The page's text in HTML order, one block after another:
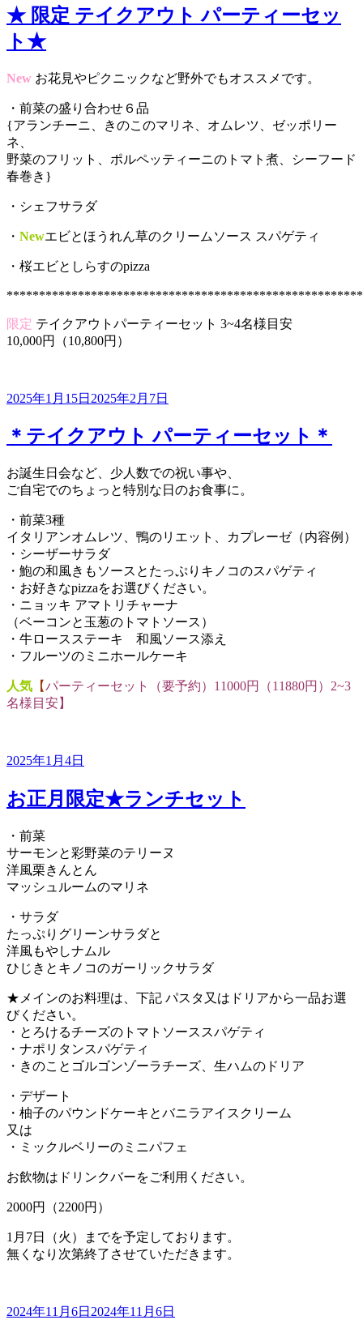
日:
★ 限定 テイクアウト パーティーセッ
ト★
New お花見やピクニックなど野外でもオススメです。
・前菜の盛り合わせ６品
{アランチーニ、きのこのマリネ、オムレツ、ゼッポリー
ネ、
野菜のフリット、ポルペッティーニのトマト煮、シーフード
春巻き}
・シェフサラダ
・ Newエビとほうれん草のクリームソース スパゲティ
・桜エビとしらすのpizza
限定 テイクアウトパーティーセット 3~4名様目安
10,000円（10,800円）
投
日:
2025年1月15日 2025年2月7日
＊テイクアウト パーティーセット＊
お誕生日会など、少人数での祝い事や、
ご自宅でのちょっと特別な日のお食事に。
・前菜3種
イタリアンオムレツ、鴨のリエット、カプレーゼ（内容例）
・シーザーサラダ
・鮑の和風きもソースとたっぷりキノコのスパゲティ
・お好きなpizzaをお選びください。
・ニョッキ アマトリチャーナ
（ベーコンと玉葱のトマトソース）
・牛ロースステーキ 和風ソース添え
・フルーツのミニホールケーキ
人気 【パーティーセット（要予約）11000円（11880円）2~3
名様目安】
投
日:
2025年1月4日
お正月限定★ランチセット
・前菜
サーモンと彩野菜のテリーヌ
洋風栗きんとん
マッシュルームのマリネ
・サラダ
たっぷりグリーンサラダと
洋風もやしナムル
ひじきとキノコのガーリックサラダ
★メインのお料理は、下記 パスタ又はドリアから一品お選
びください。
・とろけるチーズのトマトソーススパゲティ
・ナポリタンスパゲティ
・きのことゴルゴンゾーラチーズ、生ハムのドリア
・デザート
・柚子のパウンドケーキとバニラアイスクリーム
又は
・ミックルベリーのミニパフェ
お飲物はドリンクバーをご利用ください。
2000円（2200円）
1月7日（火）までを予定しております。
無くなり次第終了させていただきます。
投
2024年11月6日 2024年11月6日